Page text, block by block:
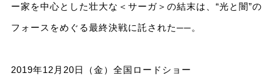
ー家を中心とした壮大な＜サーガ＞の結末は、“光と闇”の
フォースをめぐる最終決戦に託された──。
2019年12月20日（金）全国ロードショー